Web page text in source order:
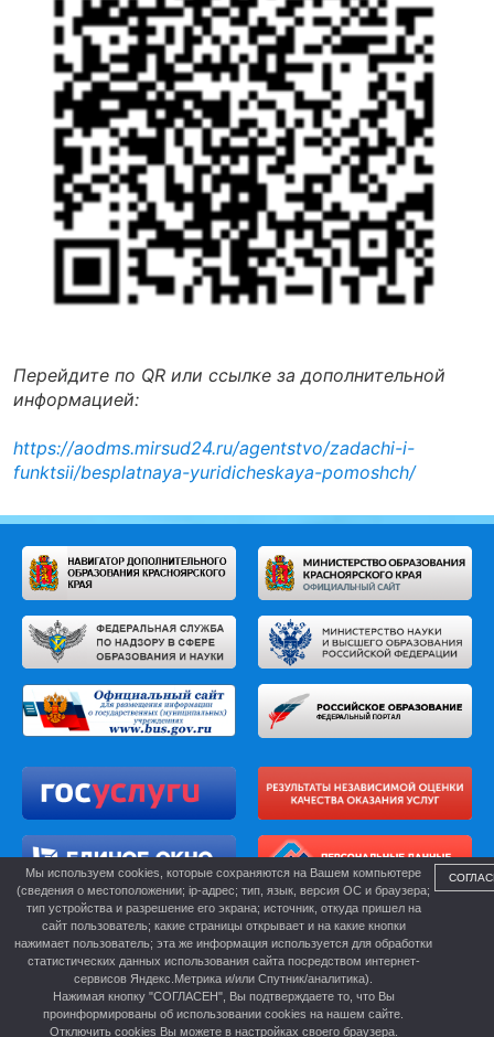
Перейдите по QR или ссылке за дополнительной
информацией:
https://aodms.mirsud24.ru/agentstvo/zadachi-i-
funktsii/besplatnaya-yuridicheskaya-pomoshch/
Мы используем cookies, которые сохраняются на Вашем компьютере
(сведения о местоположении; ip-адрес; тип, язык, версия ОС и браузера;
тип устройства и разрешение его экрана; источник, откуда пришел на
сайт пользователь; какие страницы открывает и на какие кнопки
нажимает пользователь; эта же информация используется для обработки
статистических данных использования сайта посредством интернет-
сервисов Яндекс.Метрика и/или Спутник/аналитика).
Нажимая кнопку "СОГЛАСЕН", Вы подтверждаете то, что Вы
проинформированы об использовании cookies на нашем сайте.
Отключить cookies Вы можете в настройках своего браузера.